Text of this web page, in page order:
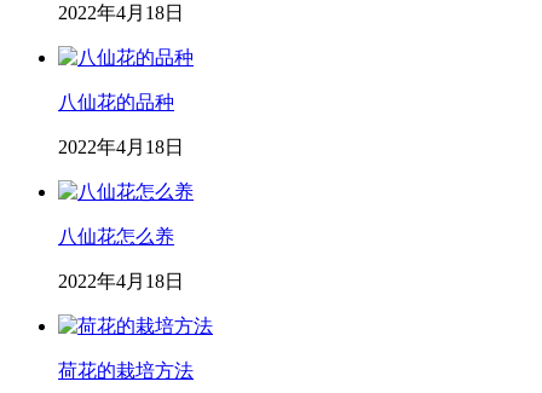
2022年4月18日
八仙花的品种
2022年4月18日
八仙花怎么养
2022年4月18日
荷花的栽培方法